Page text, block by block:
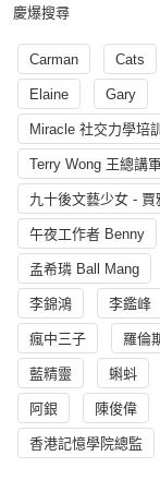
慶爆搜尋
Carman Cats
Elaine Gary
Miracle 社交力學培
Terry Wong 王總講
九十後文藝少女 - 賈
午夜工作者 Benny
孟希璘 Ball Mang
李錦鴻 李鑑峰
瘋中三子 羅倫
藍精靈 蝌蚪
阿銀 陳俊偉
香港記憶學院總監